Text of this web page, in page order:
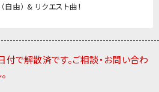
由） & リクエスト曲！
で解散済です。ご相談・お問い合わ